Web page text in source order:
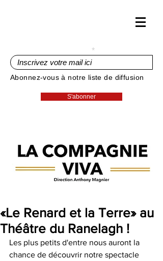
Abonnez-vous à notre liste de diffusion
S'abonner
«Le Renard et la Terre» au
Théâtre du Ranelagh !
Les plus petits d'entre nous auront la
chance de découvrir notre spectacle